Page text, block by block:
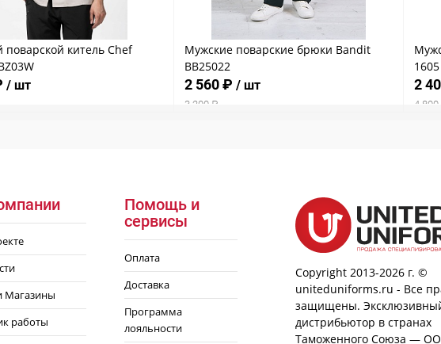
поварской китель Chef
/ шт
Мужские поварские брюки Bandit
BB25022
2 560 ₽ / шт
3 200 ₽
2
4
Магазины
работы
Помощь и
сервисы
Оплата
Доставка
Программа
лояльности
Copyright 2013-2026 г. ©
uniteduniforms.ru - Все
защищены.
дистрибьютор в странах
Таможенного Союза —